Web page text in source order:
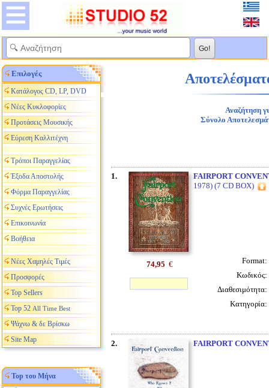
Επιλογές
Κατάλογος CD, LP, DVD
Νέες Κυκλοφορίες
Προτάσεις Μουσικής
Εύρεση Καλλιτέχνη
Τρόποι Παραγγελίας
Έξοδα Αποστολής
Φόρμα Παραγγελίας
Συχνές Ερωτήσεις
Επικοινωνία
Βοήθεια
Νέες Χαμηλές Τιμές
Προσφορές
Top Sellers
Top 52 All Time Best
Ψάχνω & δε Βρίσκω
Site Map
Top του Μήνα
Αναζήτηση
Σύνολο
1.
FAIRPORT
1978) (7 CD BOX)
74,95 € Format:
Κωδικός:
Διαθεσιμότητα:
Κατηγορία:
2. FAIRPORT